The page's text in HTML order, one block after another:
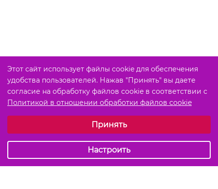
Этот сайт использует файлы cookie для обеспечения
удобства пользователей. Нажав "Принять" вы даете
согласие на обработку файлов cookie в соответствии с
Политикой в отношении обработки файлов cookie
Обязательные (технические)Принять
Настроить